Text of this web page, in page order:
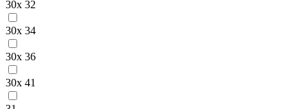
30x 32
30x 34
30x 36
30x 41